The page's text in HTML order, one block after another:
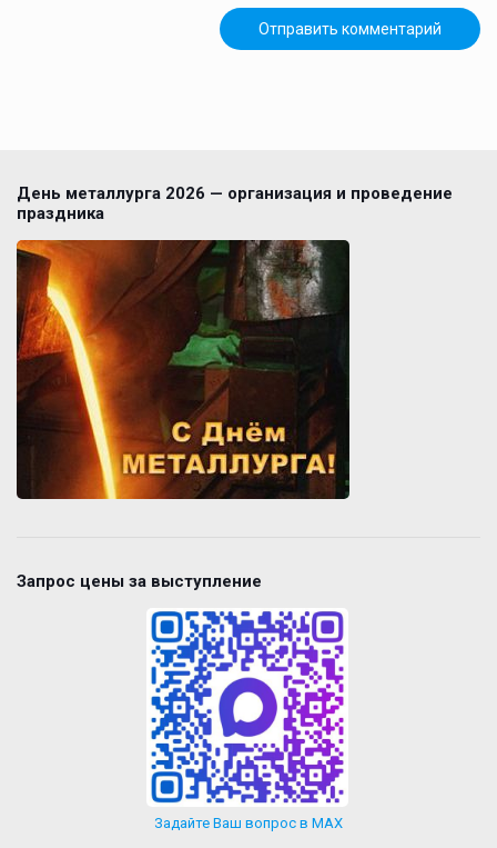
День металлурга 2026 — организация и проведение
праздника
Запрос цены за выступление
Задайте Ваш вопрос в MAX